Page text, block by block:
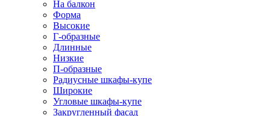
На балкон
Форма
Высокие
Г-образные
Длинные
Низкие
П-образные
Радиусные шкафы-купе
Широкие
Угловые шкафы-купе
Закругленный фасад